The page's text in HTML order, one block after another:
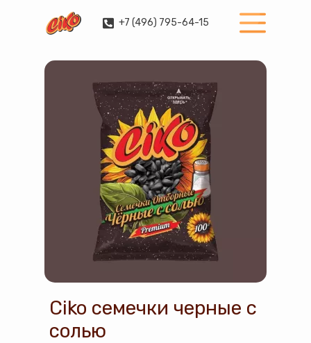
+7 (496) 795-64-15
Ciko семечки черные с
солью